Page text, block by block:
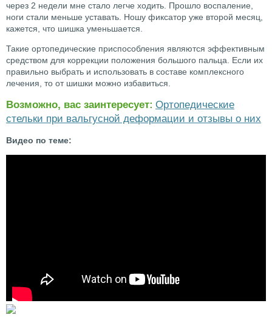
через 2 недели мне стало легче ходить. Прошло воспаление,
ноги стали меньше уставать. Ношу фиксатор уже второй месяц,
кажется, что шишка уменьшается.
Такие ортопедические приспособления являются эффективным
средством для коррекции положения большого пальца. Если их
правильно выбрать и использовать в составе комплексного
лечения, то от шишки можно избавиться.
Возможно, вас заинтересует: Ортопедические
стельки при вальгусной деформации и отзывы о них
Видео по теме: